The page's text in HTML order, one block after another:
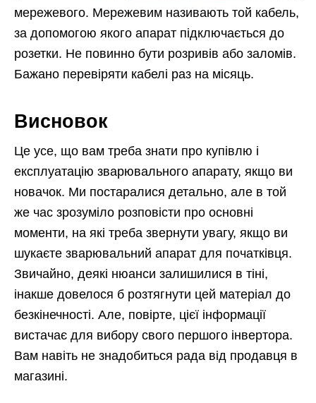
мережевого. Мережевим називають той кабель,
за допомогою якого апарат підключається до
розетки. Не повинно бути розривів або заломів.
Бажано перевіряти кабелі раз на місяць.
Висновок
Це усе, що вам треба знати про купівлю і
експлуатацію зварювального апарату, якщо ви
новачок. Ми постаралися детально, але в той
же час зрозуміло розповісти про основні
моменти, на які треба звернути увагу, якщо ви
шукаєте зварювальний апарат для початківця.
Звичайно, деякі нюанси залишилися в тіні,
інакше довелося б розтягнути цей матеріал до
безкінечності. Але, повірте, цієї інформації
вистачає для вибору свого першого інвертора.
Вам навіть не знадобиться рада від продавця в
магазині.